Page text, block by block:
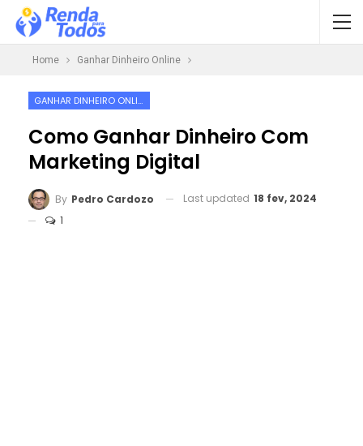
Home Ganhar Dinheiro Online
GANHAR DINHEIRO ONLINE
Como Ganhar Dinheiro Com
Marketing Digital
By Pedro Cardozo Last updated 18 fev, 2024
1